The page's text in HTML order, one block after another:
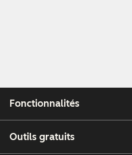
Fonctionnalités
Outils gratuits